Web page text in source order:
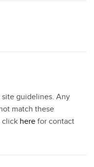
guidelines. Any
match these
click here for contact